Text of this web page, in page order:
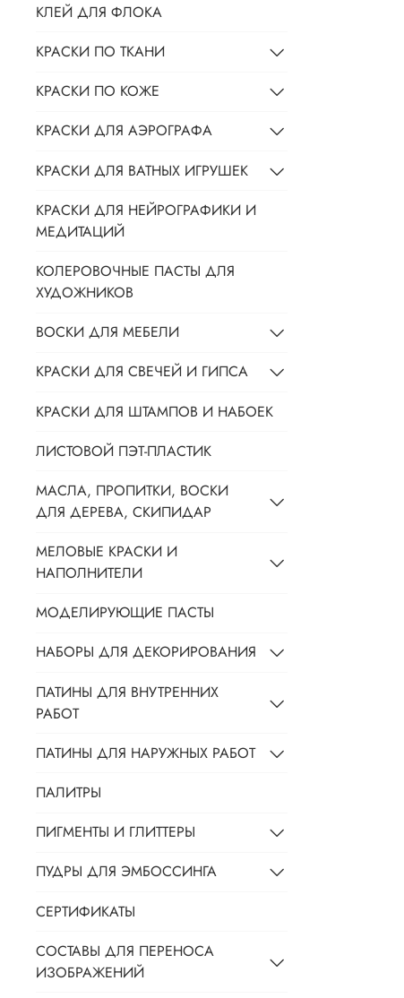
КЛЕЙ ДЛЯ ФЛОКА
КРАСКИ ПО ТКАНИ
КРАСКИ ПО КОЖЕ
КРАСКИ ДЛЯ АЭРОГРАФА
КРАСКИ ДЛЯ ВАТНЫХ ИГРУШЕК
КРАСКИ ДЛЯ НЕЙРОГРАФИКИ И
МЕДИТАЦИЙ
КОЛЕРОВОЧНЫЕ ПАСТЫ ДЛЯ
ХУДОЖНИКОВ
ВОСКИ ДЛЯ МЕБЕЛИ
КРАСКИ ДЛЯ СВЕЧЕЙ И ГИПСА
КРАСКИ ДЛЯ ШТАМПОВ И НАБОЕК
ЛИСТОВОЙ ПЭТ-ПЛАСТИК
МАСЛА, ПРОПИТКИ, ВОСКИ
ДЛЯ ДЕРЕВА, СКИПИДАР
МЕЛОВЫЕ КРАСКИ И
НАПОЛНИТЕЛИ
МОДЕЛИРУЮЩИЕ ПАСТЫ
НАБОРЫ ДЛЯ ДЕКОРИРОВАНИЯ
ПАТИНЫ ДЛЯ ВНУТРЕННИХ
РАБОТ
ПАТИНЫ ДЛЯ НАРУЖНЫХ РАБОТ
ПАЛИТРЫ
ПИГМЕНТЫ И ГЛИТТЕРЫ
ПУДРЫ ДЛЯ ЭМБОССИНГА
СЕРТИФИКАТЫ
СОСТАВЫ ДЛЯ ПЕРЕНОСА
ИЗОБРАЖЕНИЙ